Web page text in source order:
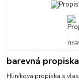
barevná
Hliníková propiska s